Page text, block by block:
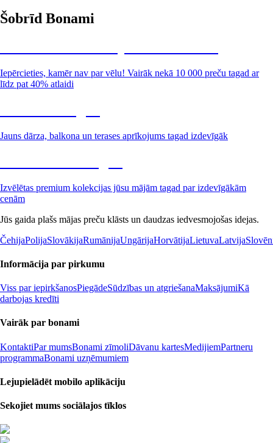
Šobrīd Bonami
Iepērcieties, kamēr nav par vēlu! Vairāk nekā 10 000 preču tagad ar
līdz pat 40% atlaidi
Jauns dārza, balkona un terases aprīkojums tagad izdevīgāk
Izvēlētas premium kolekcijas jūsu mājām tagad par izdevīgākām
cenām
Jūs gaida plašs mājas preču klāsts un daudzas iedvesmojošas idejas.
ČehijaPolijaSlovākijaRumānijaUngārijaHorvātijaLietuvaLatvija
Informācija par pirkumu
Viss par iepirkšanosPiegādeSūdzības un atgriešanaMaksājumiKā
darbojas kredīti
Vairāk par bonami
KontaktiPar mumsBonami zīmoliDāvanu kartesMedijiemPartneru
programmaBonami uzņēmumiem
Lejupielādēt mobilo aplikāciju
Sekojiet mums sociālajos tīklos